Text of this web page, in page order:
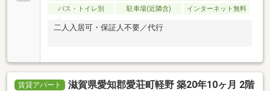
バス・トイレ別
駐車場(近隣含) インターネット無料
二人入居可・保証人不要／代行
賃貸アパート
滋賀県愛知郡愛荘町軽野 築20年10ヶ月 2階